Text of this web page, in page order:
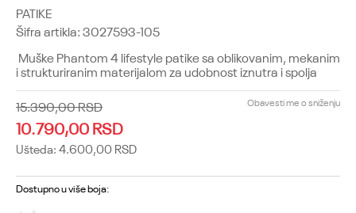
PATIKE
Šifra artikla:3027593-105
Muške Phantom 4 lifestyle patike sa oblikovanim, mekanim
i strukturiranim materijalom za udobnost iznutra i spolja
15.390,00RSD
10.790,00RSD
Ušteda: 4.600,00 RSD
Obavesti me o sniženju
Dostupno u više boja: